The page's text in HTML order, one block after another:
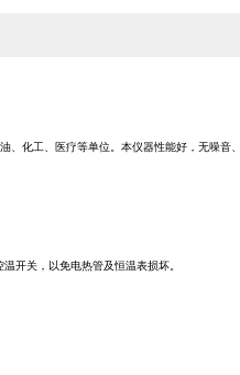
化工、医疗等单位。本仪器性能好，无噪音
开关，以免电热管及恒温表损坏。